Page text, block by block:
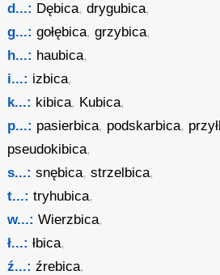
d...: Dębica,drygubica,
g...: gołębica,grzybica,
h...: haubica,
i...: izbica,
k...: kibica, Kubica,
p...: pasierbica, podskarbica,
pseudokibica,
s...: snębica,strzelbica,
t...: tryhubica,
w...: Wierzbica,
ł...: łbica,
ź...: źrebica,